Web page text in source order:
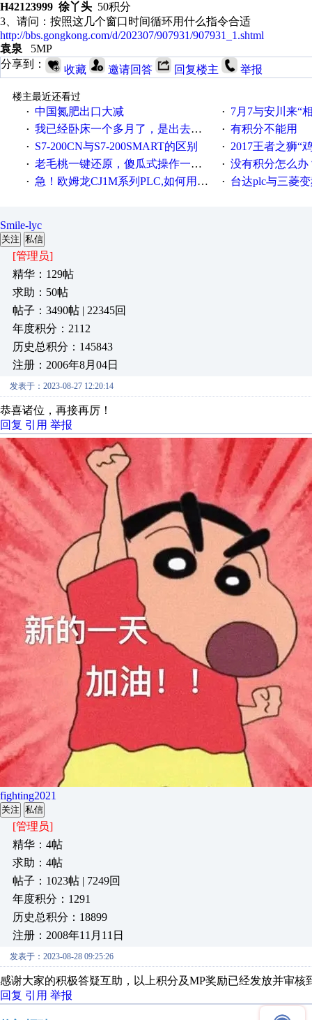
H42123999 徐丫头 50积分
3、 请问：按照这几个窗口时间循环用什么指令合适
http://bbs.gongkong.com/d/202307/907931/907931_1.shtml
袁泉
5MP
分享到：
收藏 邀请回答 回复楼主 举报
楼主最近还看过
· 中国氮肥出口大减 · 7月7与安川来“
· 我已经卧床一个多月了，是出去安装机械手在高速遭遇车祸所致:大家工作都要特别注意啊 · 有积分不能用
· S7-200CN与S7-200SMART的区别 · 2017王者之狮“鸡”情签到
· 老毛桃一键还原，傻瓜式操作一键轻松备份还原；程序为向导式安装，一键即可实现自动备份或还原系统。 · 没有积分怎么办
· 急！欧姆龙CJ1M系列PLC,如何用时间控制变频器。要求时间在组态王中可以自由输入！拜托各位大神了！ · 台达plc与三菱
Smile-lyc
关注 私信
[管理员]
精华：129帖
求助：50帖
帖子：3490帖 | 22345回
年度积分：2112
历史总积分：145843
注册：2006年8月04日
发表于：2023-08-27 12:20:14
恭喜诸位，再接再厉！
回复 引用 举报
fighting2021
关注 私信
[管理员]
精华：4帖
求助：4帖
帖子：1023帖 | 7249回
年度积分：1291
历史总积分：18899
注册：2008年11月11日
发表于：2023-08-28 09:25:26
感谢大家的积极答疑互助，以上积分及MP奖励已经发放并审核
回复 引用 举报